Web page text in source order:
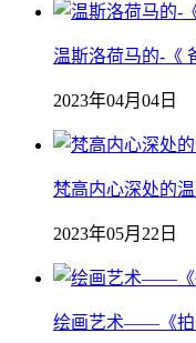
温斯洛荷马的-《
2023年04月04日
梵高内心深处的
2023年05月22日
绘画艺术——《拍